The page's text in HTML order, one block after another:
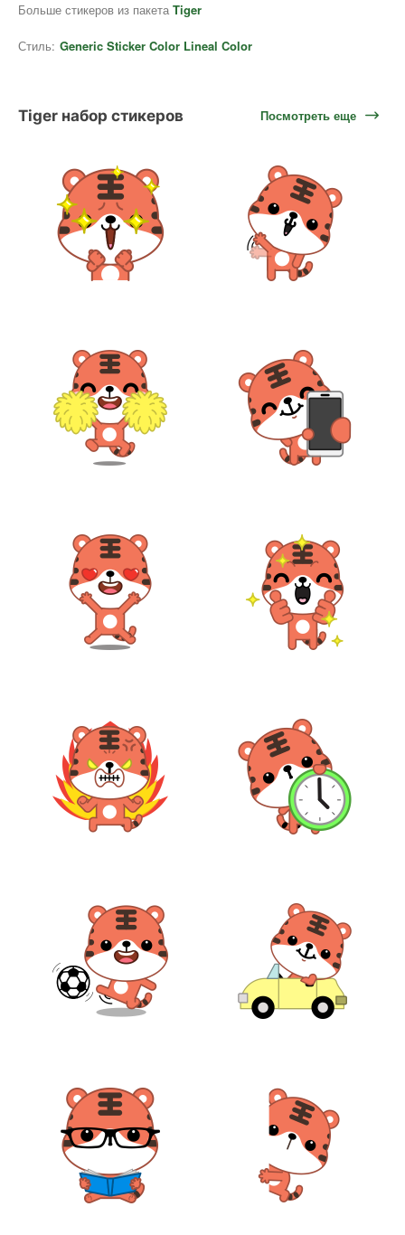
Больше стикеров из пакета Tiger
Стиль: Generic Sticker Color Lineal Color
Tiger набор стикеров Посмотреть еще